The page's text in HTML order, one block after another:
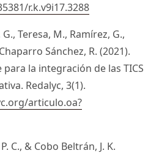
r.k.v9i17.3288
Teresa, M., Ramírez, G.,
Sánchez, R. (2021).
la integración de las TICS
Redalyc, 3(1).
articulo.oa?
C., & Cobo Beltrán, J. K.